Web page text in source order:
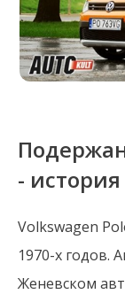
-
Volkswagen
1970-х годов.
Женевском